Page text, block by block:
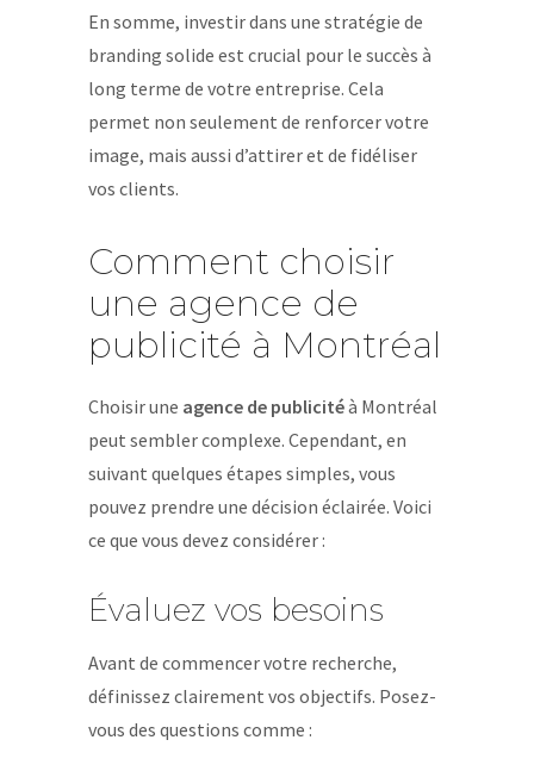
En somme, investir dans une stratégie de
branding solide est crucial pour le succès à
long terme de votre entreprise. Cela
permet non seulement de renforcer votre
image, mais aussi d’attirer et de fidéliser
vos clients.
Comment choisir
une agence de
publicité à Montréal
Choisir une agence de publicitéà Montréal
peut sembler complexe. Cependant, en
suivant quelques étapes simples, vous
pouvez prendre une décision éclairée. Voici
ce que vous devez considérer :
Évaluez vos besoins
Avant de commencer votre recherche,
définissez clairement vos objectifs. Posez-
vous des questions comme :